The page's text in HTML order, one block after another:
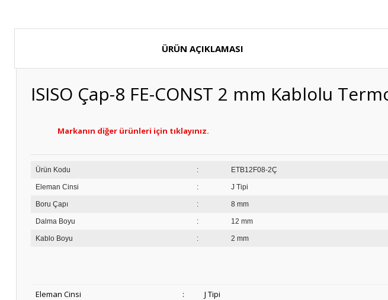
ÜRÜN AÇIKLAMASI
ISISO Çap-8 FE-CONST 2 mm Kablolu
Markanın diğer ürünleri için tıklayınız.
Ürün Kodu : ETB12F08-
Eleman Cinsi : J Tipi
Boru Çapı : 8 mm
Dalma Boyu : 12 mm
Kablo Boyu : 2 mm
Eleman Cinsi :
J Tipi